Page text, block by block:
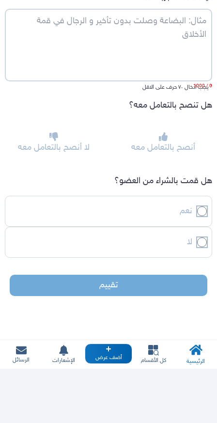
*يجب ادخال ٧٠ حرف على الاقل0
/ 1000
هل تنصح بالتعامل معه؟
أنصح بالتعامل معه لا أنصح بالتعامل معه
هل قمت بالشراء من العضو؟
نعم
لا
تقييم
الرئيسية كل الأقسام أضف عرض الإشعارات الرسائل